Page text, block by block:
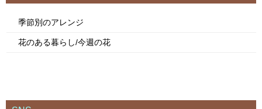
季節別のアレンジ
花のある暮らし/今週の花